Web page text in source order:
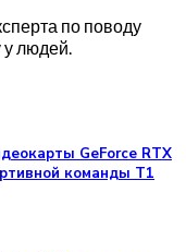
по поводу
у людей.
GeForce RTX
команды T1